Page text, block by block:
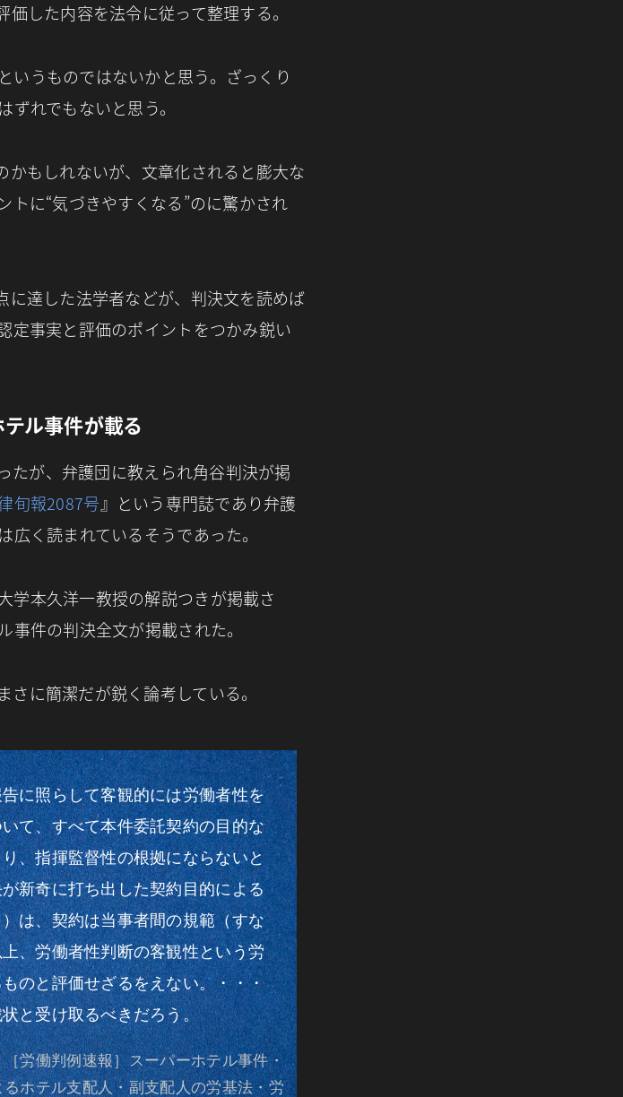
した内容を法令に従って整理する。
いうものではないかと思う。ざっくり
れでもないと思う。
かもしれないが、文章化されると膨大な
トに“気づきやすくなる”のに驚かされ
に達した法学者などが、判決文を読めば
定事実と評価のポイントをつかみ鋭い
テル事件が載る
たが、弁護団に教えられ角谷判決が掲
旬報2087号』という専門誌であり弁護
く読まれているそうであった。
学本久洋一教授の解説つきが掲載さ
件の判決全文が掲載された。
に簡潔だが鋭く論考している。
に照らして客観的には労働者性を
て、すべて本件委託契約の目的な
、指揮監督性の根拠にならないと
新奇に打ち出した契約目的による
は、契約は当事者間の規範（すな
、労働者性判断の客観性という労
のと評価せざるをえない。・・・
と受け取るべきだろう。
労働判例速報］スーパーホテル事件・
ホテル支配人・副支配人の労基法・労